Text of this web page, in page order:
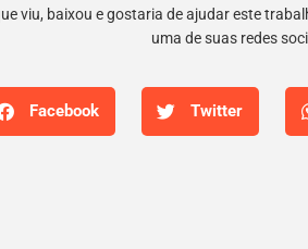
viu, baixou e gostaria de ajudar este
uma de suas redes
Facebook Twitter